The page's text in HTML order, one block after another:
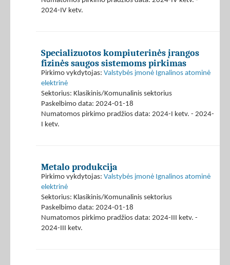
2024-IV ketv.
Specializuotos kompiuterinės įrangos
fizinės saugos sistemoms pirkimas
Pirkimo vykdytojas: Valstybės įmonė Ignalinos atominė
elektrinė
Sektorius: Klasikinis/Komunalinis sektorius
Paskelbimo data: 2024-01-18
Numatomos pirkimo pradžios data: 2024-I ketv. - 2024-
I ketv.
Metalo produkcija
Pirkimo vykdytojas: Valstybės įmonė Ignalinos atominė
elektrinė
Sektorius: Klasikinis/Komunalinis sektorius
Paskelbimo data: 2024-01-18
Numatomos pirkimo pradžios data: 2024-III ketv. -
2024-III ketv.